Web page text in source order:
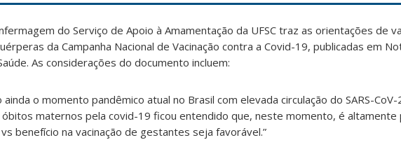
do Serviço de Apoio à Amamentação da UFSC traz as orientações de
da Campanha Nacional de Vacinação contra a Covid-19, publicadas em
As considerações do documento incluem:
ainda o momento pandêmico atual no Brasil com elevada circulação do SARS-
maternos pela covid-19 ficou entendido que, neste momento, é altamente
benefício na vacinação de gestantes seja favorável.”